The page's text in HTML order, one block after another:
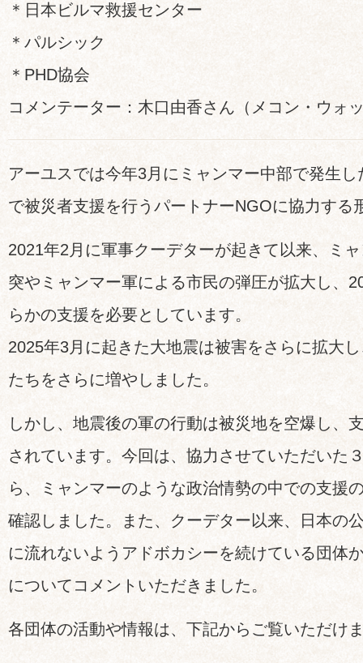
＊日本ビルマ救援センター
＊パルシック
＊PHD協会
コメンテーター：木口由香さん（メコン・ウォ
アーユスでは今年3月にミャンマー中部で発生
で被災者支援を行うパートナーNGOに協力する
2021年2月に軍事クーデターが起きて以来、ミ
突やミャンマー軍による市民の弾圧が拡大し、
らかの支援を必要としています。
2025年3月に起きた大地震は被害をさらに拡大
たちをさらに増やしました。
しかし、地震後の軍の行動は被災地を空爆し、
されています。今回は、協力させていただいた
ら、ミャンマーのような政治情勢の中での支援
確認しました。また、クーデター以来、日本の
に流れないようアドボカシーを続けている団体
についてコメントいただきました。
各団体の活動や情報は、下記からご覧いただけ